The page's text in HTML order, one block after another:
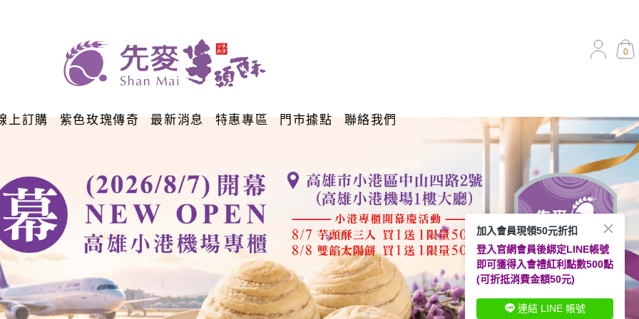
上訂購 紫色玫瑰傳奇 最新消息 特惠專區 門市據點 聯絡我們
0
加入會員現領50元折扣
登入官網會員後綁定LINE帳號
即可獲得入會禮紅利點數500點
(可折抵消費金額50元)
連結 LINE 帳號